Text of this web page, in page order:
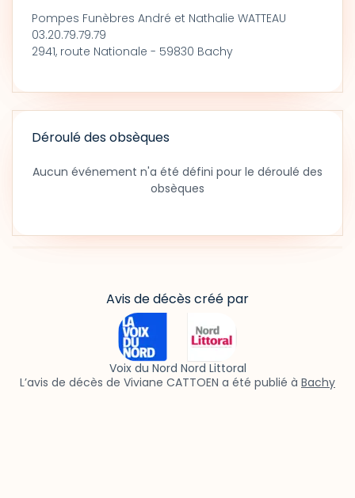
Pompes Funèbres André et Nathalie WATTEAU
03.20.79.79.79
2941, route Nationale - 59830 Bachy
Déroulé des obsèques
Aucun événement n'a été défini pour le déroulé des
obsèques
Avis de décès créé par
Voix du Nord Nord Littoral
L’avis de décès de Viviane CATTOEN a été publié à Bachy